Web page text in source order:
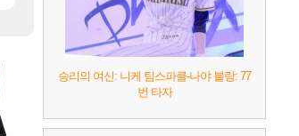
10 레고 배트맨: 레거시 오브 더 다크 나이트
승리의 여신: 니케 팀스파클-나야 블랑: 77
번 타자